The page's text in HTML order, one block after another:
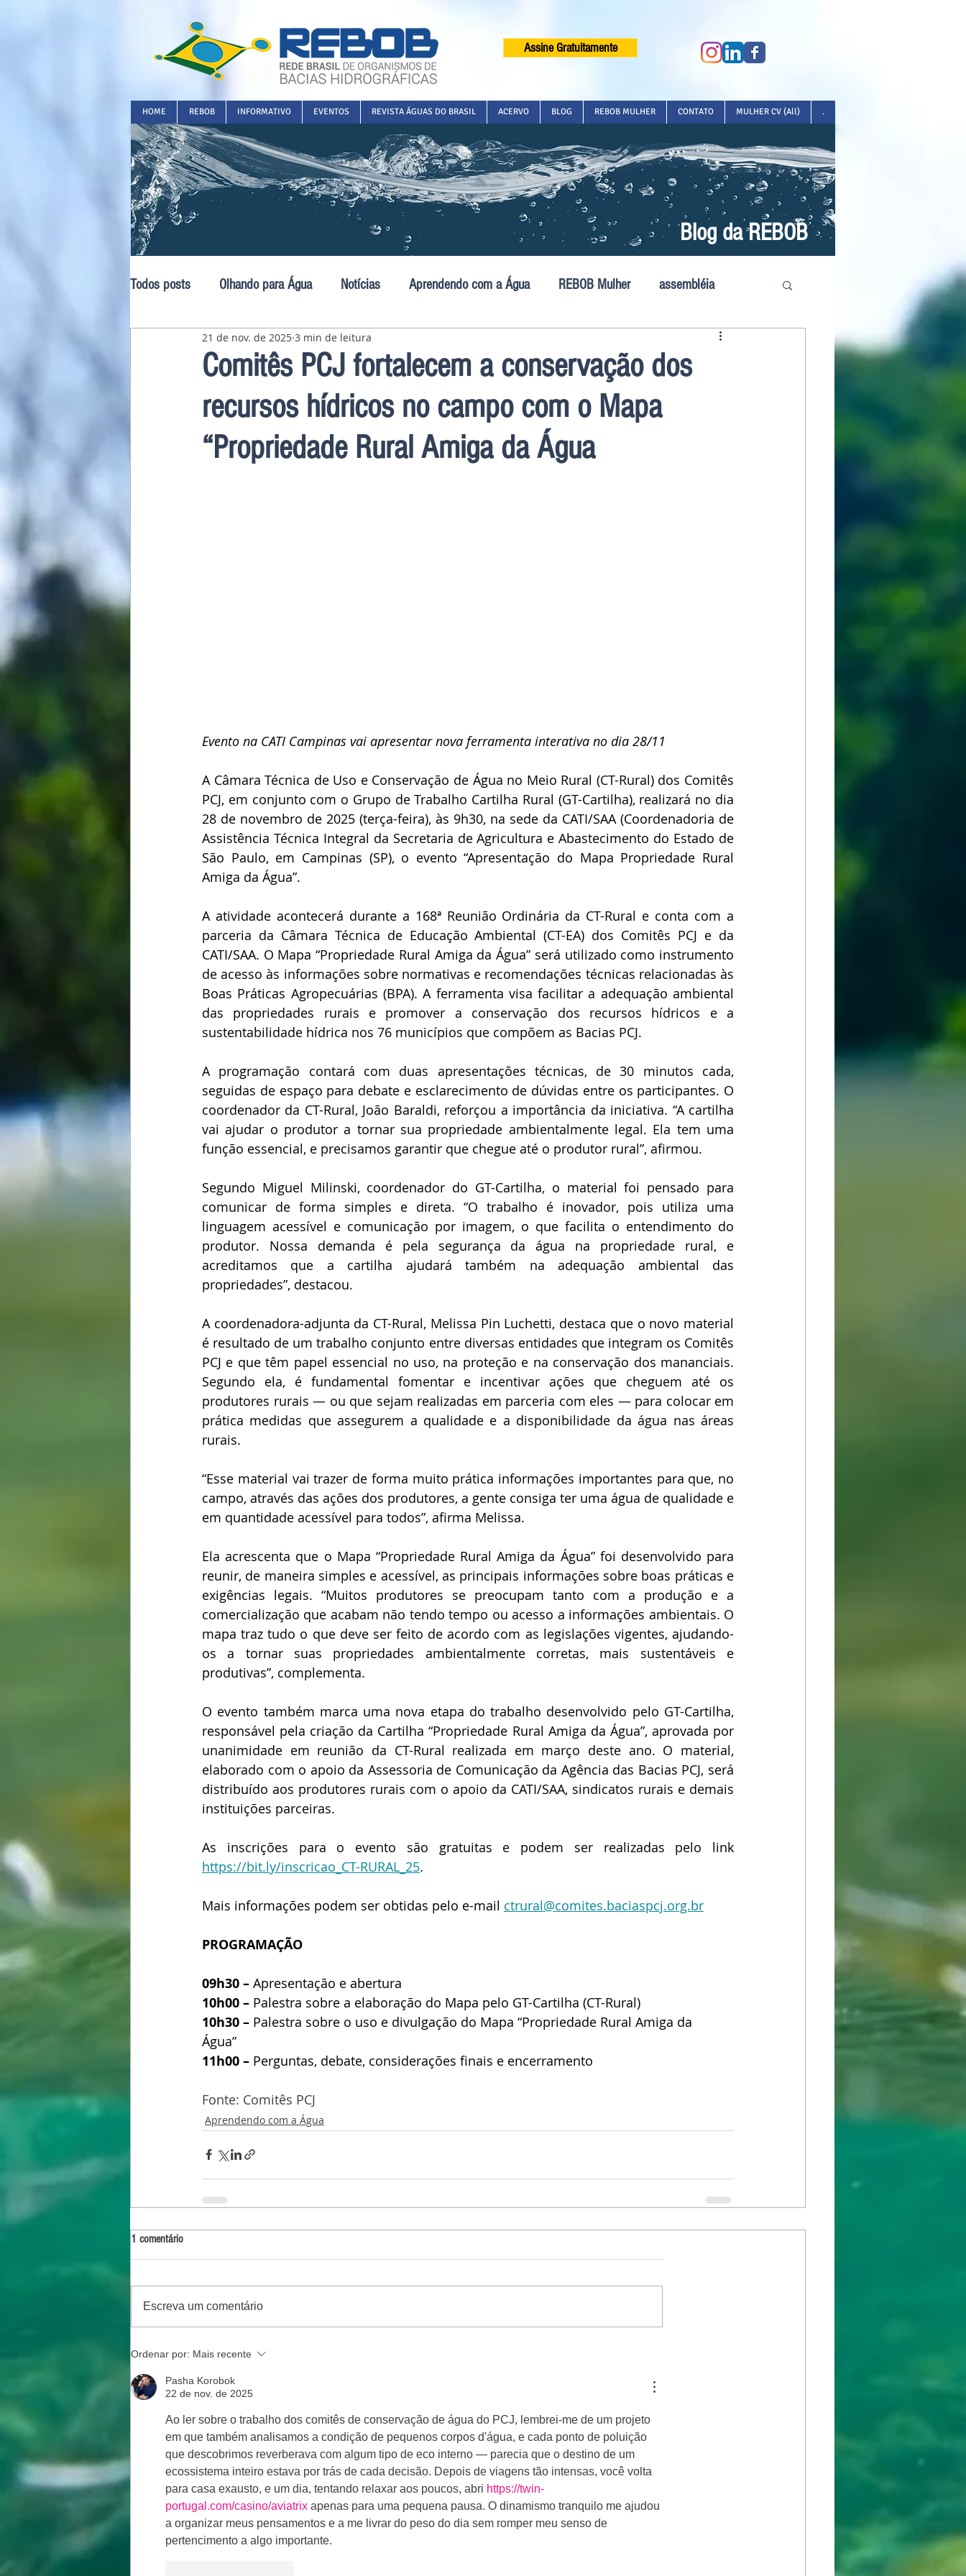
Assine Gratuitamente
HOME REBOB INFORMATIVO EVENTOS REVISTA ÁGUAS DO BRASIL ACERVO BLOG REBOB MULHER CONTATO MULHER CV (All) .
Blog da REBOB
Todos posts Olhando para Água Notícias Aprendendo com a Água REBOB Mulher assembléia
Pavilhão Latino-Americano
Comitês PCJ fortalecem a conservação dos
recursos hídricos no campo com o Mapa
“Propriedade Rural Amiga da Água
21 de nov. de 2025 3 min de leitura
Evento na CATI Campinas vai apresentar nova ferramenta interativa no dia 28/11
A Câmara Técnica de Uso e Conservação de Água no Meio Rural (CT-Rural) dos Comitês
PCJ, em conjunto com o Grupo de Trabalho Cartilha Rural (GT-Cartilha), realizará no dia
28 de novembro de 2025 (terça-feira), às 9h30, na sede da CATI/SAA (Coordenadoria de
Assistência Técnica Integral da Secretaria de Agricultura e Abastecimento do Estado de
São Paulo, em Campinas (SP), o evento “Apresentação do Mapa Propriedade Rural
Amiga da Água”.
A atividade acontecerá durante a 168ª Reunião Ordinária da CT-Rural e conta com a
parceria da Câmara Técnica de Educação Ambiental (CT-EA) dos Comitês PCJ e da
CATI/SAA. O Mapa “Propriedade Rural Amiga da Água” será utilizado como instrumento
de acesso às informações sobre normativas e recomendações técnicas relacionadas às
Boas Práticas Agropecuárias (BPA). A ferramenta visa facilitar a adequação ambiental
das propriedades rurais e promover a conservação dos recursos hídricos e a
sustentabilidade hídrica nos 76 municípios que compõem as Bacias PCJ.
A programação contará com duas apresentações técnicas, de 30 minutos cada,
seguidas de espaço para debate e esclarecimento de dúvidas entre os participantes. O
coordenador da CT-Rural, João Baraldi, reforçou a importância da iniciativa. “A cartilha
vai ajudar o produtor a tornar sua propriedade ambientalmente legal. Ela tem uma
função essencial, e precisamos garantir que chegue até o produtor rural”, afirmou.
Segundo Miguel Milinski, coordenador do GT-Cartilha, o material foi pensado para
comunicar de forma simples e direta. “O trabalho é inovador, pois utiliza uma
linguagem acessível e comunicação por imagem, o que facilita o entendimento do
produtor. Nossa demanda é pela segurança da água na propriedade rural, e
acreditamos que a cartilha ajudará também na adequação ambiental das
propriedades”, destacou.
A coordenadora-adjunta da CT-Rural, Melissa Pin Luchetti, destaca que o novo material
é resultado de um trabalho conjunto entre diversas entidades que integram os Comitês
PCJ e que têm papel essencial no uso, na proteção e na conservação dos mananciais.
Segundo ela, é fundamental fomentar e incentivar ações que cheguem até os
produtores rurais — ou que sejam realizadas em parceria com eles — para colocar em
prática medidas que assegurem a qualidade e a disponibilidade da água nas áreas
rurais.
“Esse material vai trazer de forma muito prática informações importantes para que, no
campo, através das ações dos produtores, a gente consiga ter uma água de qualidade e
em quantidade acessível para todos”, afirma Melissa.
Ela acrescenta que o Mapa “Propriedade Rural Amiga da Água” foi desenvolvido para
reunir, de maneira simples e acessível, as principais informações sobre boas práticas e
exigências legais. “Muitos produtores se preocupam tanto com a produção e a
comercialização que acabam não tendo tempo ou acesso a informações ambientais. O
mapa traz tudo o que deve ser feito de acordo com as legislações vigentes, ajudando-
os a tornar suas propriedades ambientalmente corretas, mais sustentáveis e
produtivas”, complementa.
O evento também marca uma nova etapa do trabalho desenvolvido pelo GT-Cartilha,
responsável pela criação da Cartilha “Propriedade Rural Amiga da Água”, aprovada por
unanimidade em reunião da CT-Rural realizada em março deste ano. O material,
elaborado com o apoio da Assessoria de Comunicação da Agência das Bacias PCJ, será
distribuído aos produtores rurais com o apoio da CATI/SAA, sindicatos rurais e demais
instituições parceiras.
https://bit.ly/inscricao_CT-RURAL_25.
Mais informações podem ser obtidas pelo e-mail ctrural@comites.baciaspcj.org.br
PROGRAMAÇÃO
09h30 – Apresentação e abertura
10h00 – Palestra sobre a elaboração do Mapa pelo GT-Cartilha (CT-Rural)
10h30 – Palestra sobre o uso e divulgação do Mapa “Propriedade Rural Amiga da
Água”
11h00 – Perguntas, debate, considerações finais e encerramento
Fonte: Comitês PCJ
Aprendendo com a Água
1 comentário
Escreva um comentário
Ordenar por: Mais recente
Pasha Korobok
22 de nov. de 2025
Ao ler sobre o trabalho dos comitês de conservação de água do PCJ, lembrei-me de um projeto
em que também analisamos a condição de pequenos corpos d'água, e cada ponto de poluição
que descobrimos reverberava com algum tipo de eco interno — parecia que o destino de um
ecossistema inteiro estava por trás de cada decisão. Depois de viagens tão intensas, você volta
para casa exausto, e um dia, tentando relaxar aos poucos, abri https://twin-
portugal.com/casino/aviatrix apenas para uma pequena pausa. O dinamismo tranquilo me ajudou
a organizar meus pensamentos e a me livrar do peso do dia sem romper meu senso de
pertencimento a algo importante.